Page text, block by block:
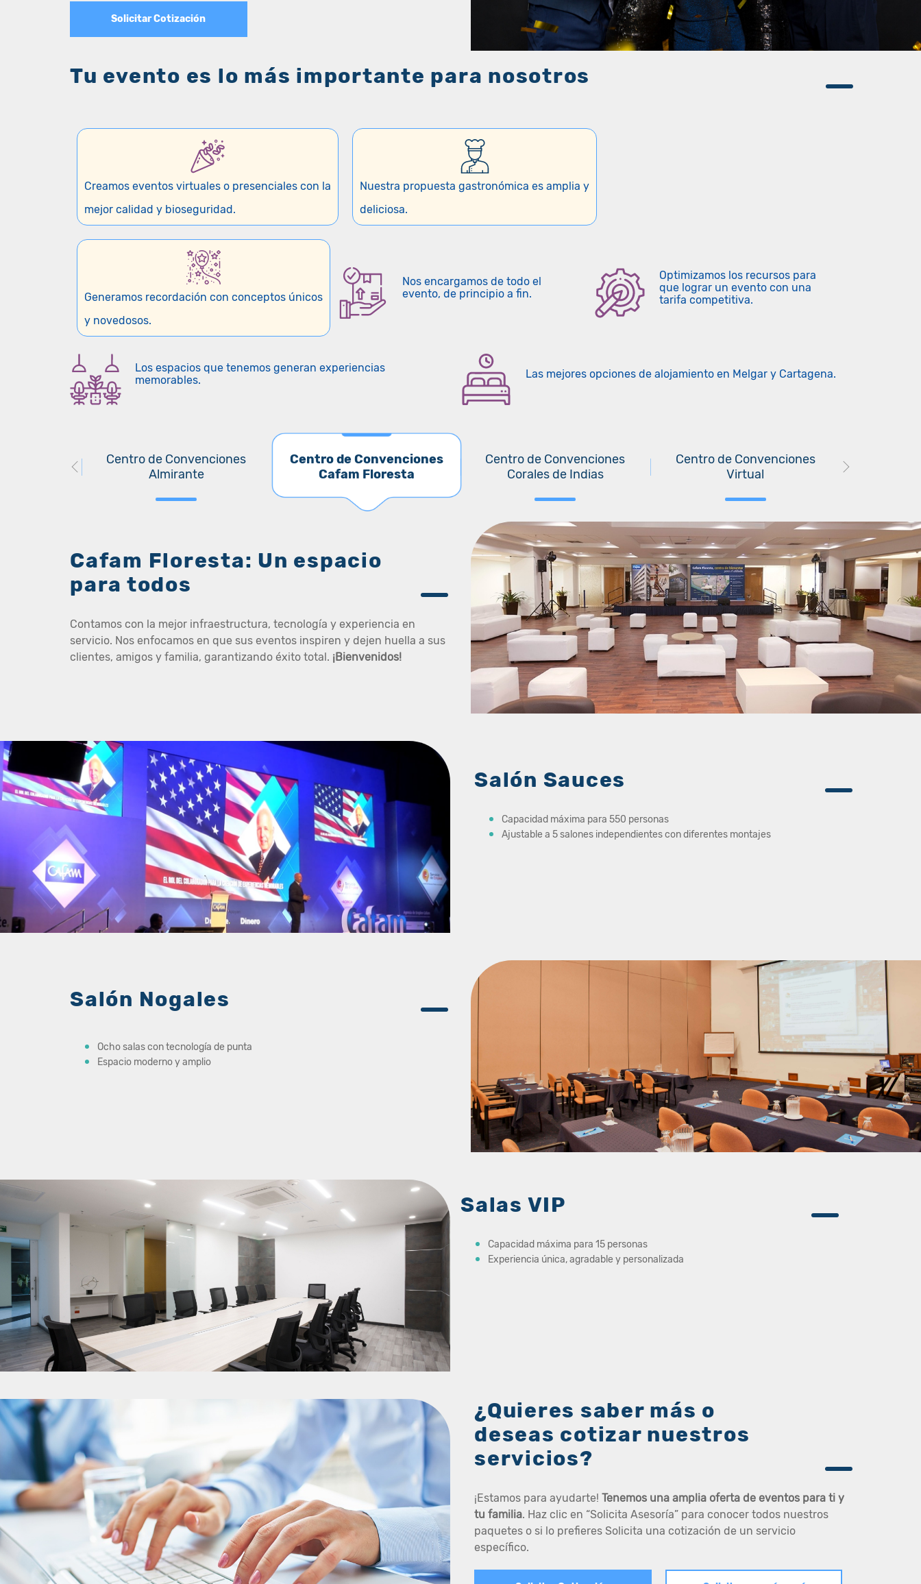
Solicitar Cotización
Tu evento es lo más importante para nosotros
Creamos eventos virtuales o presenciales con la
mejor calidad y bioseguridad.
Nuestra propuesta gastronómica es amplia y
deliciosa.
Generamos recordación con conceptos únicos
y novedosos.
Nos encargamos de todo el
evento, de principio a fin.
Optimizamos los recursos para
que lograr un evento con una
tarifa competitiva.
Los espacios que tenemos generan experiencias
memorables.
Las mejores opciones de alojamiento en Melgar y Cartagena.
Centro de Convenciones
Almirante
Centro de Convenciones
Cafam Floresta
Centro de Convenciones
Corales de Indias
Centro de Convenciones
Virtual
Cafam Floresta: Un espacio
para todos
Contamos con la mejor infraestructura, tecnología y experiencia en
servicio. Nos enfocamos en que sus eventos inspiren y dejen huella a sus
clientes, amigos y familia, garantizando éxito total. ¡Bienvenidos!
Salón Sauces
Capacidad máxima para 550 personas
Ajustable a 5 salones independientes con diferentes montajes
Salón Nogales
Ocho salas con tecnología de punta
Espacio moderno y amplio
Salas VIP
Capacidad máxima para 15 personas
Experiencia única, agradable y personalizada
¿Quieres saber más o
deseas cotizar nuestros
servicios?
¡Estamos para ayudarte! Tenemos una amplia oferta de eventos para ti y
tu familia. Haz clic en “Solicita Asesoría” para conocer todos nuestros
paquetes o si lo prefieres Solicita una cotización de un servicio
específico.